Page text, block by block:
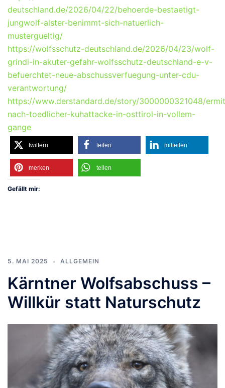
deutschland.de/2026/04/22/behoerde-bestaetigt-
jungwolf-alster-benimmt-sich-natuerlich-
mustergueltig/
https://wolfsschutz-deutschland.de/2026/04/23/wolf-
grindi-in-akuter-gefahr-wolfsschutz-deutschland-e-v-
befuerchtet-neue-abschussverfuegung-unter-cdu-
verantwortung/
https://www.derstandard.de/story/3000000321048/
nach-toedlicher-kuhattacke-in-osttirol-in-vollem-
gange
twittern teilen mitteilen
merken teilen
Gefällt mir:
5. MAI 2025 ALLGEMEIN
Kärntner Wolfsabschuss –
Willkür statt Naturschutz